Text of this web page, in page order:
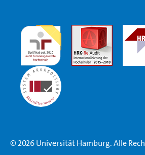
© 2026 Universität Hamburg. Alle